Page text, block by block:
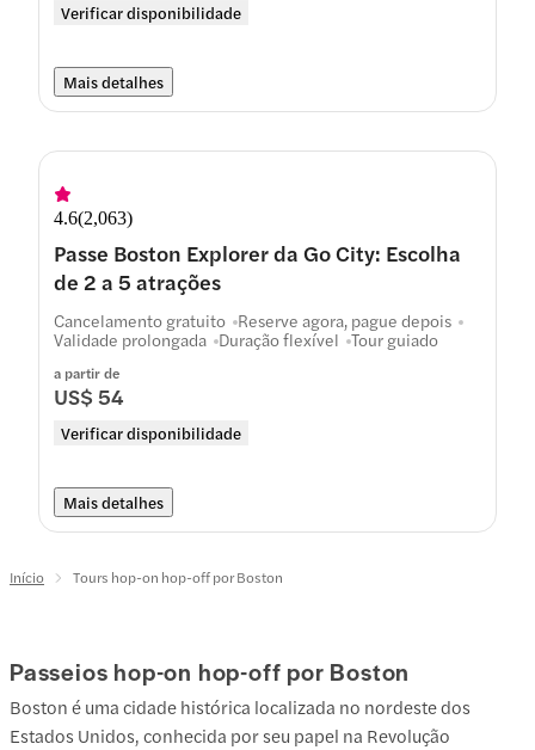
Verificar disponibilidade
Mais detalhes
4.6(2,063)
Passe Boston Explorer da Go City: Escolha
de 2 a 5 atrações
a partir de
US$ 54
Verificar disponibilidade
Cancelamento gratuito Reserve agora, pague depois
Validade prolongada Duração flexível Tour guiado
Mais detalhes
Início Tours hop-on hop-off por Boston
Passeios hop-on hop-off por Boston
Boston é uma cidade histórica localizada no nordeste dos
Estados Unidos, conhecida por seu papel na Revolução